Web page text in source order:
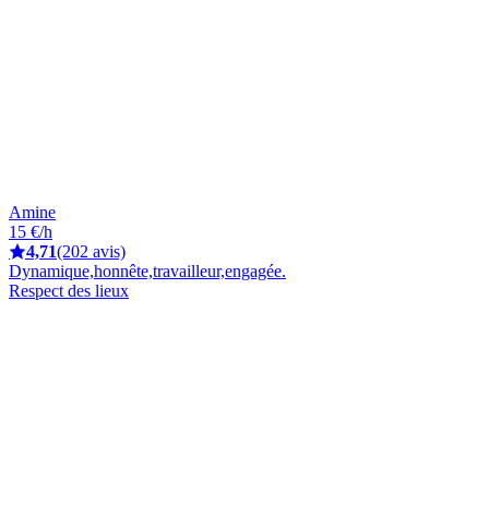
Amine
15 €/h
4,71(202 avis)
Dynamique,honnête,travailleur,engagée.
Respect des lieux